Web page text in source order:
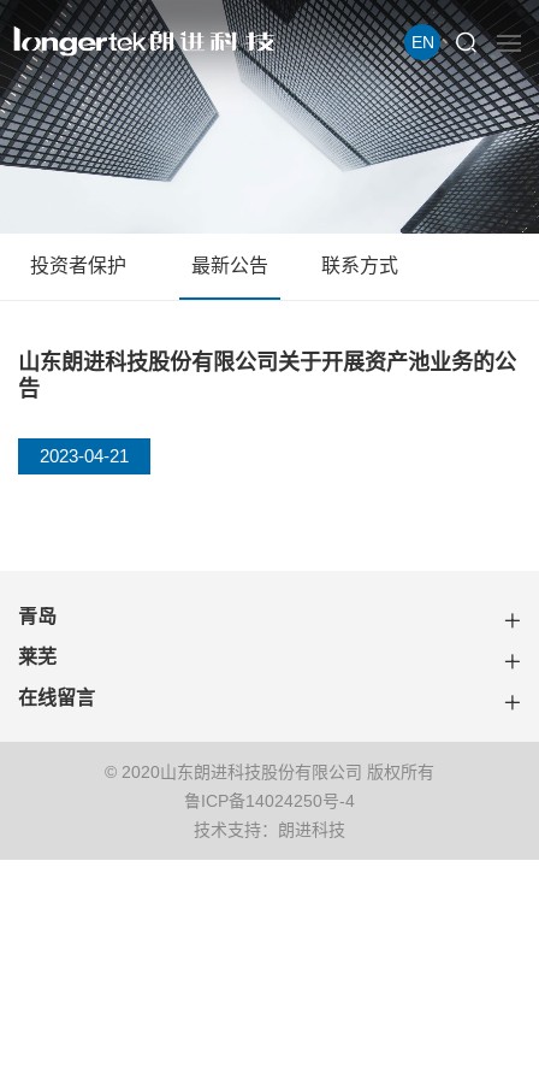
EN
投资者保护 最新公告 联系方式
山东朗进科技股份有限公司关于开展资产池业务的公
告
2023-04-21
青岛
莱芜
在线留言
© 2020山东朗进科技股份有限公司 版权所有
鲁ICP备14024250号-4
技术支持：朗进科技